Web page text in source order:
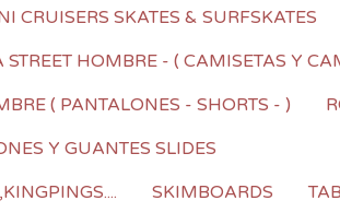
CRUISERS SKATES & SURFSKATES
STREET HOMBRE - ( CAMISETAS Y
( PANTALONES - SHORTS - )
Y GUANTES SLIDES
SKIMBOARDS